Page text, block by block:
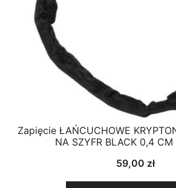
Zapięcie ŁAŃCUCHOWE
NA SZYFR BLACK 0,4
59,00 zł